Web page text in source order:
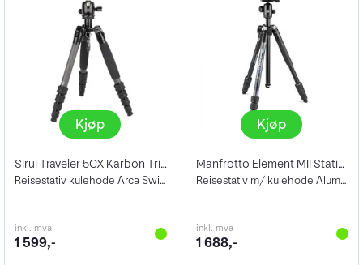
Kjøp
Sirui Traveler 5CX Karbon Tripod
Reisestativ kulehode Arca Swiss 0,9 kg
inkl. mva
1 599,-
Kjøp
Manfrotto Element MII Stativkit
Reisestativ m/ kulehode Aluminium Sort
inkl. mva
1 688,-